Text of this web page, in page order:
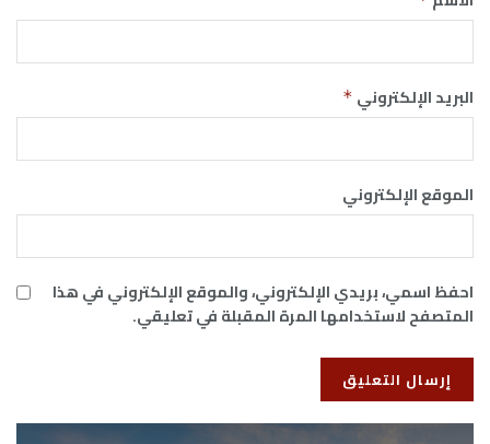
البريد الإلكتروني *
الموقع الإلكتروني
احفظ اسمي، بريدي الإلكتروني، والموقع الإلكتروني في هذا
المتصفح لاستخدامها المرة المقبلة في تعليقي.